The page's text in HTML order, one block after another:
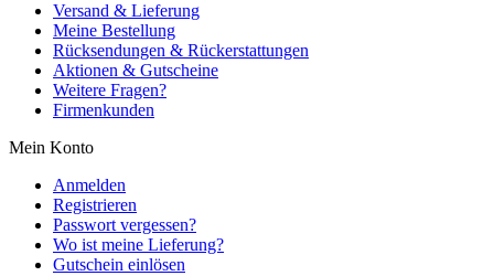
Versand & Lieferung
Meine Bestellung
Rücksendungen & Rückerstattungen
Aktionen & Gutscheine
Weitere Fragen?
Firmenkunden
Mein Konto
Anmelden
Registrieren
Passwort vergessen?
Wo ist meine Lieferung?
Gutschein einlösen